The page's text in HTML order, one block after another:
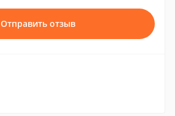
Отправить отзыв